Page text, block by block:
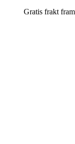
Gratis frakt